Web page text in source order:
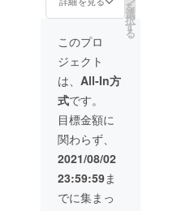
※予約状
よりま
すが、
チケッ
ト発送
後お早
めにご
予約く
ださい
がチ
にござ
います
ので、
その番
号をご
予約時
に申し
伝えく
ださい
ませ。
※備考欄
に緊急
連絡先
の携帯
年間30
1,287,0
00円（2
名） ご
支援頂
いた方
には、
後日チ
ケット
を発行
させて
頂きま
す。通
し番号
を
選
択
す
る
このプロ
ジェクト
は、 All-In方
式です。
目標金額に
関わらず、
2021/08/02
23:59:59ま
でに集まっ